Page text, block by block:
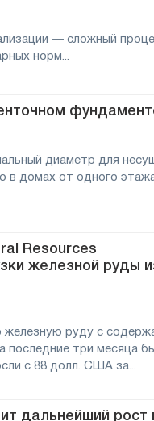
— сложный
норм...
диаметр для
в домах от одного
Resources
железной руды
железную руду с
последние три месяца
с 88 долл. США за...
дальнейший рост